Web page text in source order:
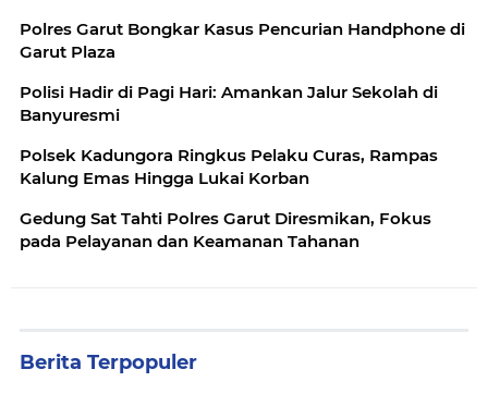
Polres Garut Bongkar Kasus Pencurian Handphone di
Garut Plaza
Polisi Hadir di Pagi Hari: Amankan Jalur Sekolah di
Banyuresmi
Polsek Kadungora Ringkus Pelaku Curas, Rampas
Kalung Emas Hingga Lukai Korban
Gedung Sat Tahti Polres Garut Diresmikan, Fokus
pada Pelayanan dan Keamanan Tahanan
Berita Terpopuler